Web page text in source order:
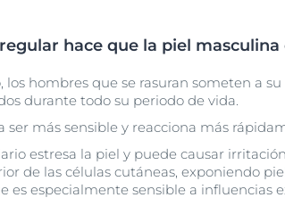
hace que la piel
los hombres que se rasuran someten a su
durante todo su periodo de vida.
ser más sensible y reacciona más
estresa la piel y puede causar
de las células cutáneas, exponiendo
es especialmente sensible a influencias